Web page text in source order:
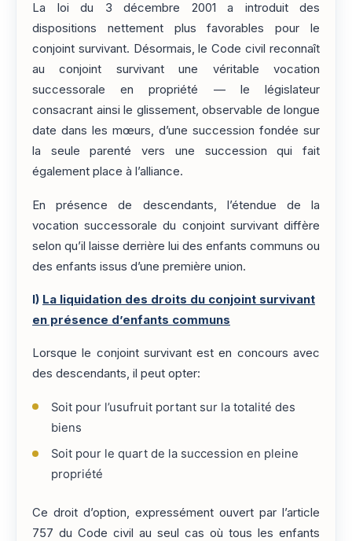
La loi du 3 décembre 2001 a introduit des
dispositions nettement plus favorables pour le
conjoint survivant. Désormais, le Code civil reconnaît
au conjoint survivant une véritable vocation
successorale en propriété — le législateur
consacrant ainsi le glissement, observable de longue
date dans les mœurs, d’une succession fondée sur
la seule parenté vers une succession qui fait
également place à l’alliance.
En présence de descendants, l’étendue de la
vocation successorale du conjoint survivant diffère
selon qu’il laisse derrière lui des enfants communs ou
des enfants issus d’une première union.
I) La liquidation des droits du conjoint survivant
en présence d’enfants communs
Lorsque le conjoint survivant est en concours avec
des descendants, il peut opter:
Soit pour l’usufruit portant sur la totalité des
biens
Soit pour le quart de la succession en pleine
propriété
Ce droit d’option, expressément ouvert par l’article
757 du Code civil au seul cas où tous les enfants